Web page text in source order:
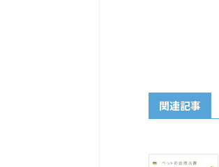
関連記事